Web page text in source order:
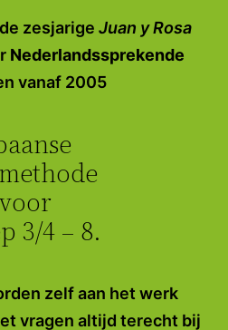
zesjarige Juan y Rosa
Nederlandssprekende
vanaf 2005
voor
3/4 – 8.
zelf aan het werk
vragen altijd terecht bij